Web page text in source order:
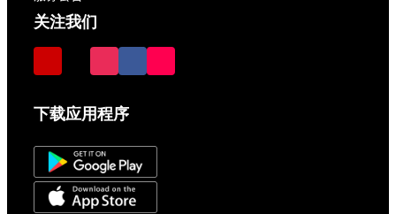
关注我们
下载应用程序